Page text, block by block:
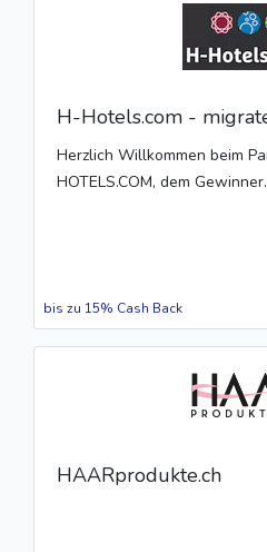
H-Hotels.com -
Herzlich Willkommen beim
HOTELS.COM, dem
bis zu 15% Cash Back
HAARprodukte.ch